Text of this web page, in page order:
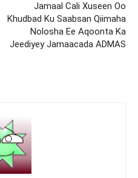
Jamaal Cali Xuseen Oo
Khudbad Ku Saabsan Qiimaha
Nolosha Ee Aqoonta Ka
Jeediyey Jamaacada ADMAS